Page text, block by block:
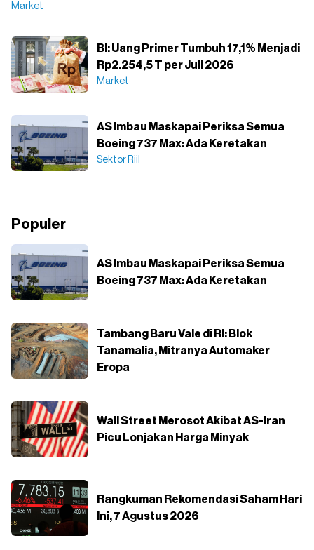
Market
BI: Uang Primer Tumbuh 17,1% Menjadi
Rp2.254,5 T per Juli 2026
Market
AS Imbau Maskapai Periksa Semua
Boeing 737 Max: Ada Keretakan
Sektor Riil
Populer
AS Imbau Maskapai Periksa Semua
Boeing 737 Max: Ada Keretakan
Tambang Baru Vale di RI: Blok
Tanamalia, Mitranya Automaker
Eropa
Wall Street Merosot Akibat AS-Iran
Picu Lonjakan Harga Minyak
Rangkuman Rekomendasi Saham Hari
Ini, 7 Agustus 2026